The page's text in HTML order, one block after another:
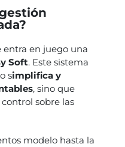
entra en juego una
Soft. Este sistema
simplifica y
, sino que
sobre las
modelo hasta la